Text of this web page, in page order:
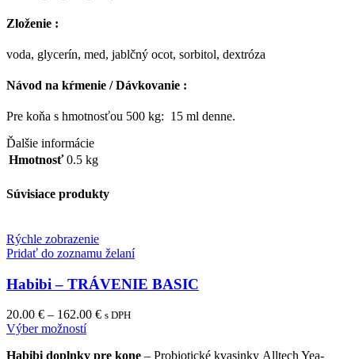
Zloženie :
voda, glycerín, med, jablčný ocot, sorbitol, dextróza
Návod na kŕmenie / Dávkovanie :
Pre koňa s hmotnosťou 500 kg: 15 ml denne.
Ďalšie informácie
Hmotnosť 0.5 kg
Súvisiace produkty
Rýchle zobrazenie
Pridať do zoznamu želaní
Habibi – TRÁVENIE BASIC
20.00 € – 162.00 € s DPH
Výber možnostíThis
Habibi doplnky pre kone – Probiotické kvasinky Alltech Yea-